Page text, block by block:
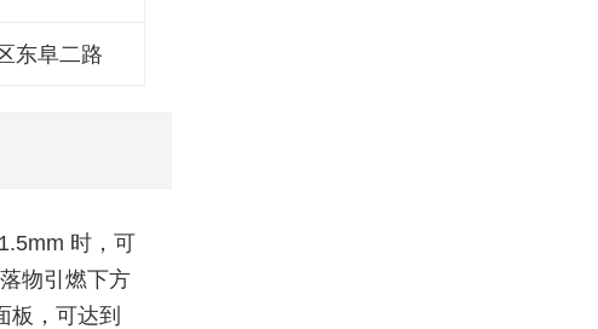
东阜二路
时，可
物引燃下方
板，可达到